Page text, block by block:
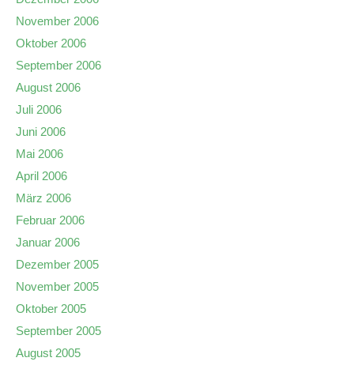
November 2006
Oktober 2006
September 2006
August 2006
Juli 2006
Juni 2006
Mai 2006
April 2006
März 2006
Februar 2006
Januar 2006
Dezember 2005
November 2005
Oktober 2005
September 2005
August 2005